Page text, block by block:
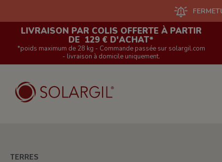
FERMETURE
LIVRAISON PAR COLIS OFFERTE À PARTIR
DE 129 € D'ACHAT*
*poids maximum de 28 kg - Commande passée sur solargil.com
- livraison à domicile uniquement.
TERRES